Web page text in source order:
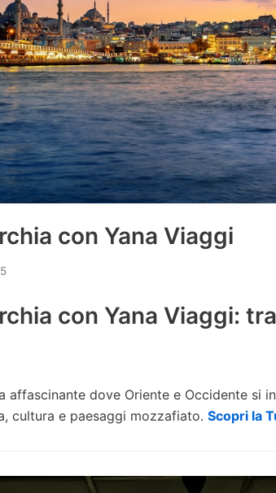
con Yana Viaggi
con Yana Viaggi:
affascinante dove Oriente e Occidente si
cultura e paesaggi mozzafiato. Scopri la